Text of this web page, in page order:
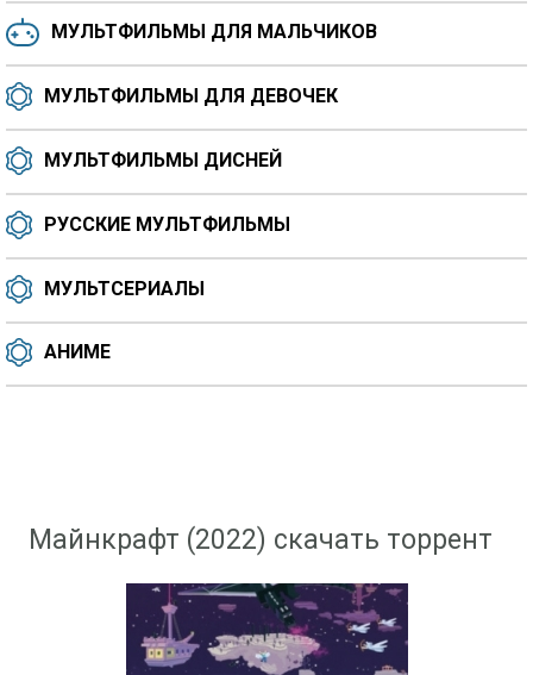
6.5 6.6 6.0 6.4
МУЛЬТФИЛЬМЫ ДЛЯ МАЛЬЧИКОВ
МУЛЬТФИЛЬМЫ ДЛЯ ДЕВОЧЕК
МУЛЬТФИЛЬМЫ ДИСНЕЙ
РУССКИЕ МУЛЬТФИЛЬМЫ
МУЛЬТСЕРИАЛЫ
АНИМЕ
Майнкрафт (2022) скачать торрент